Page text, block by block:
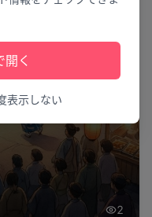
く
表示しない
2